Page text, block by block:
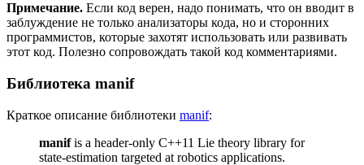
Примечание. Если код верен, надо понимать, что он вводит в
заблуждение не только анализаторы кода, но и сторонних
программистов, которые захотят использовать или развивать
этот код. Полезно сопровождать такой код комментариями.
Библиотека manif
Краткое описание библиотеки manif:
manifis a header-only C++11 Lie theory library for
state-estimation targeted at robotics applications.